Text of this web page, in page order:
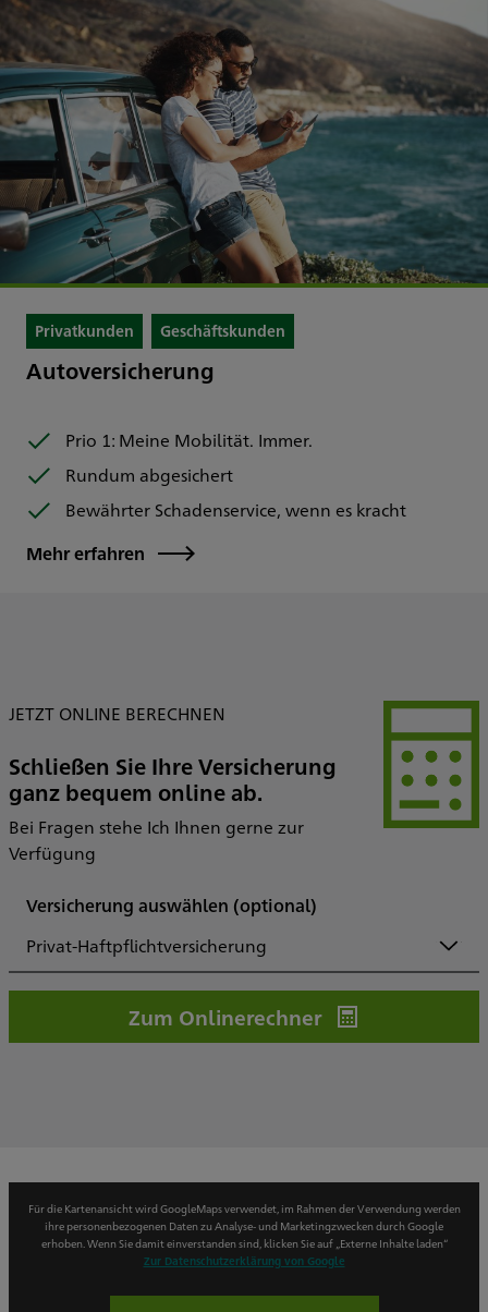
Privatkunden Geschäftskunden
Autoversicherung
Prio 1: Meine Mobilität. Immer.
Rundum abgesichert
Bewährter Schadenservice, wenn es kracht
Mehr erfahren
JETZT ONLINE BERECHNEN
Schließen Sie Ihre Versicherung
ganz bequem online ab.
Bei Fragen stehe Ich Ihnen gerne zur
Verfügung
Versicherung auswählen (optional)
Privat-Haftpflichtversicherung
Zum Onlinerechner
Für die Kartenansicht wird GoogleMaps verwendet, im Rahmen der Verwendung werden
ihre personenbezogenen Daten zu Analyse- und Marketingzwecken durch Google
erhoben. Wenn Sie damit einverstanden sind, klicken Sie auf „Externe Inhalte laden“
Zur Datenschutzerklärung von Google